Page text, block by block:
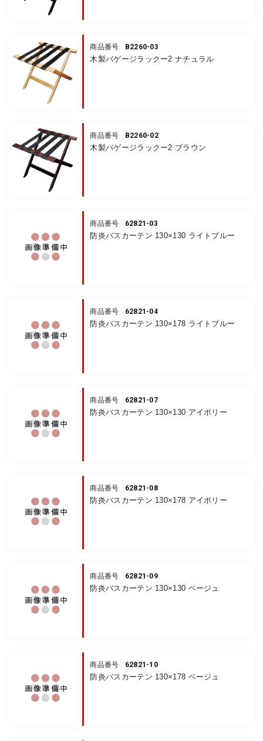
商品番号 B2260-03
木製バゲージラックー2 ナチュラル
商品番号 B2260-02
木製バゲージラックー2 ブラウン
商品番号 62821-03
防炎バスカーテン 130×130 ライトブルー
商品番号 62821-04
防炎バスカーテン 130×178 ライトブルー
商品番号 62821-07
防炎バスカーテン 130×130 アイボリー
商品番号 62821-08
防炎バスカーテン 130×178 アイボリー
商品番号 62821-09
防炎バスカーテン 130×130 ベージュ
商品番号 62821-10
防炎バスカーテン 130×178 ベージュ